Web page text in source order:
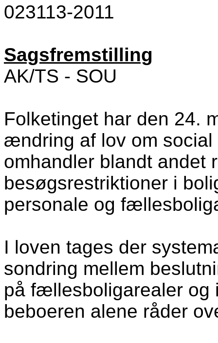
023113-2011
Sagsfremstilling
AK/TS - SOU
Folketinget har den 24.
ændring af lov om
omhandler blandt andet
besøgsrestriktioner i
personale og
I loven tages der
sondring mellem
på fællesboligarealer og
beboeren alene råder